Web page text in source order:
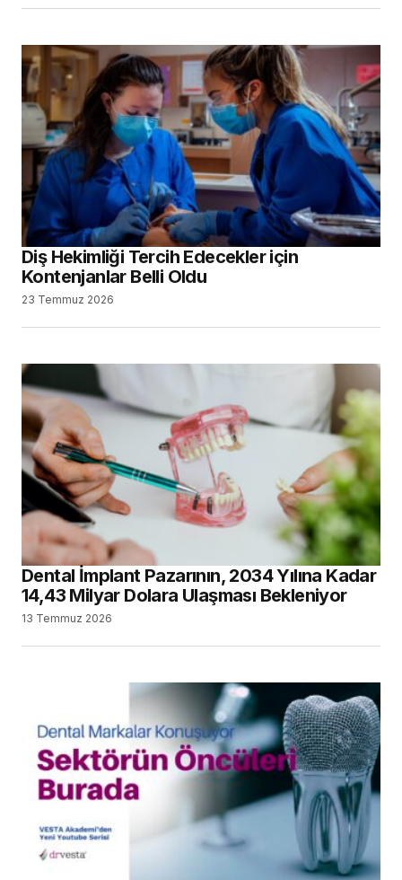
Diş Hekimliği Tercih Edecekler için
Kontenjanlar Belli Oldu
23 Temmuz 2026
Dental İmplant Pazarının, 2034 Yılına Kadar
14,43 Milyar Dolara Ulaşması Bekleniyor
13 Temmuz 2026